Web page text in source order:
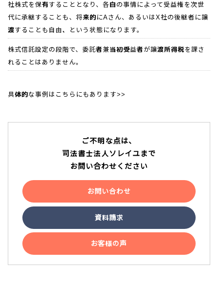
社株式を保有することとなり、各自の事情によって受益権を次世
代に承継することも、将来的にAさん、あるいはX社の後継者に譲
渡することも自由、という状態になります。
株式信託設定の段階で、委託者兼当初受益者が譲渡所得税を課さ
れることはありません。
具体的な事例はこちらにもあります>>
ご不明な点は、
司法書士法人ソレイユまで
お問い合わせください
お問い合わせ
資料請求
お客様の声